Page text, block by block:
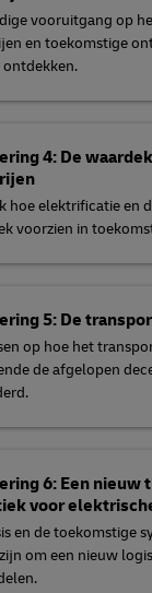
vooruitgang op
en toekomstige
ontdekken.
4: De
hoe elektrificatie en
voorzien in
5: De
op hoe het
de afgelopen
6: Een nieuw
voor
en de toekomstige
om een nieuw